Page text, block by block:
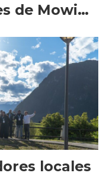
de Mowi
locales